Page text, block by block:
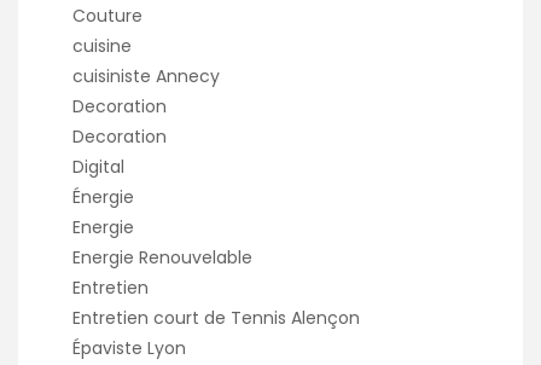
Couture
cuisine
cuisiniste Annecy
Decoration
Decoration
Digital
Énergie
Energie
Energie Renouvelable
Entretien
Entretien court de Tennis Alençon
Épaviste Lyon